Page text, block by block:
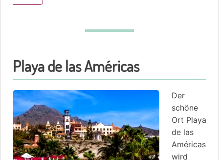
Playa de las Américas
Der
schöne
Ort Playa
de las
Américas
wird